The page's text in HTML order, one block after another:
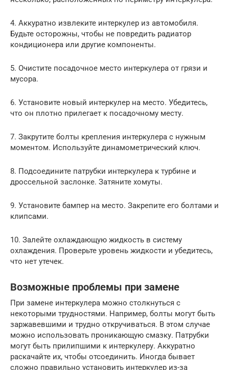
4. Аккуратно извлеките интеркулер из автомобиля.
Будьте осторожны, чтобы не повредить радиатор
кондиционера или другие компоненты.
5. Очистите посадочное место интеркулера от грязи и
мусора.
6. Установите новый интеркулер на место. Убедитесь,
что он плотно прилегает к посадочному месту.
7. Закрутите болты крепления интеркулера с нужным
моментом. Используйте динамометрический ключ.
8. Подсоедините патрубки интеркулера к турбине и
дроссельной заслонке. Затяните хомуты.
9. Установите бампер на место. Закрепите его болтами и
клипсами.
10. Залейте охлаждающую жидкость в систему
охлаждения. Проверьте уровень жидкости и убедитесь,
что нет утечек.
Возможные проблемы при замене
При замене интеркулера можно столкнуться с
некоторыми трудностями. Например, болты могут быть
заржавевшими и трудно откручиваться. В этом случае
можно использовать проникающую смазку. Патрубки
могут быть прилипшими к интеркулеру. Аккуратно
раскачайте их, чтобы отсоединить. Иногда бывает
сложно правильно установить интеркулер из-за